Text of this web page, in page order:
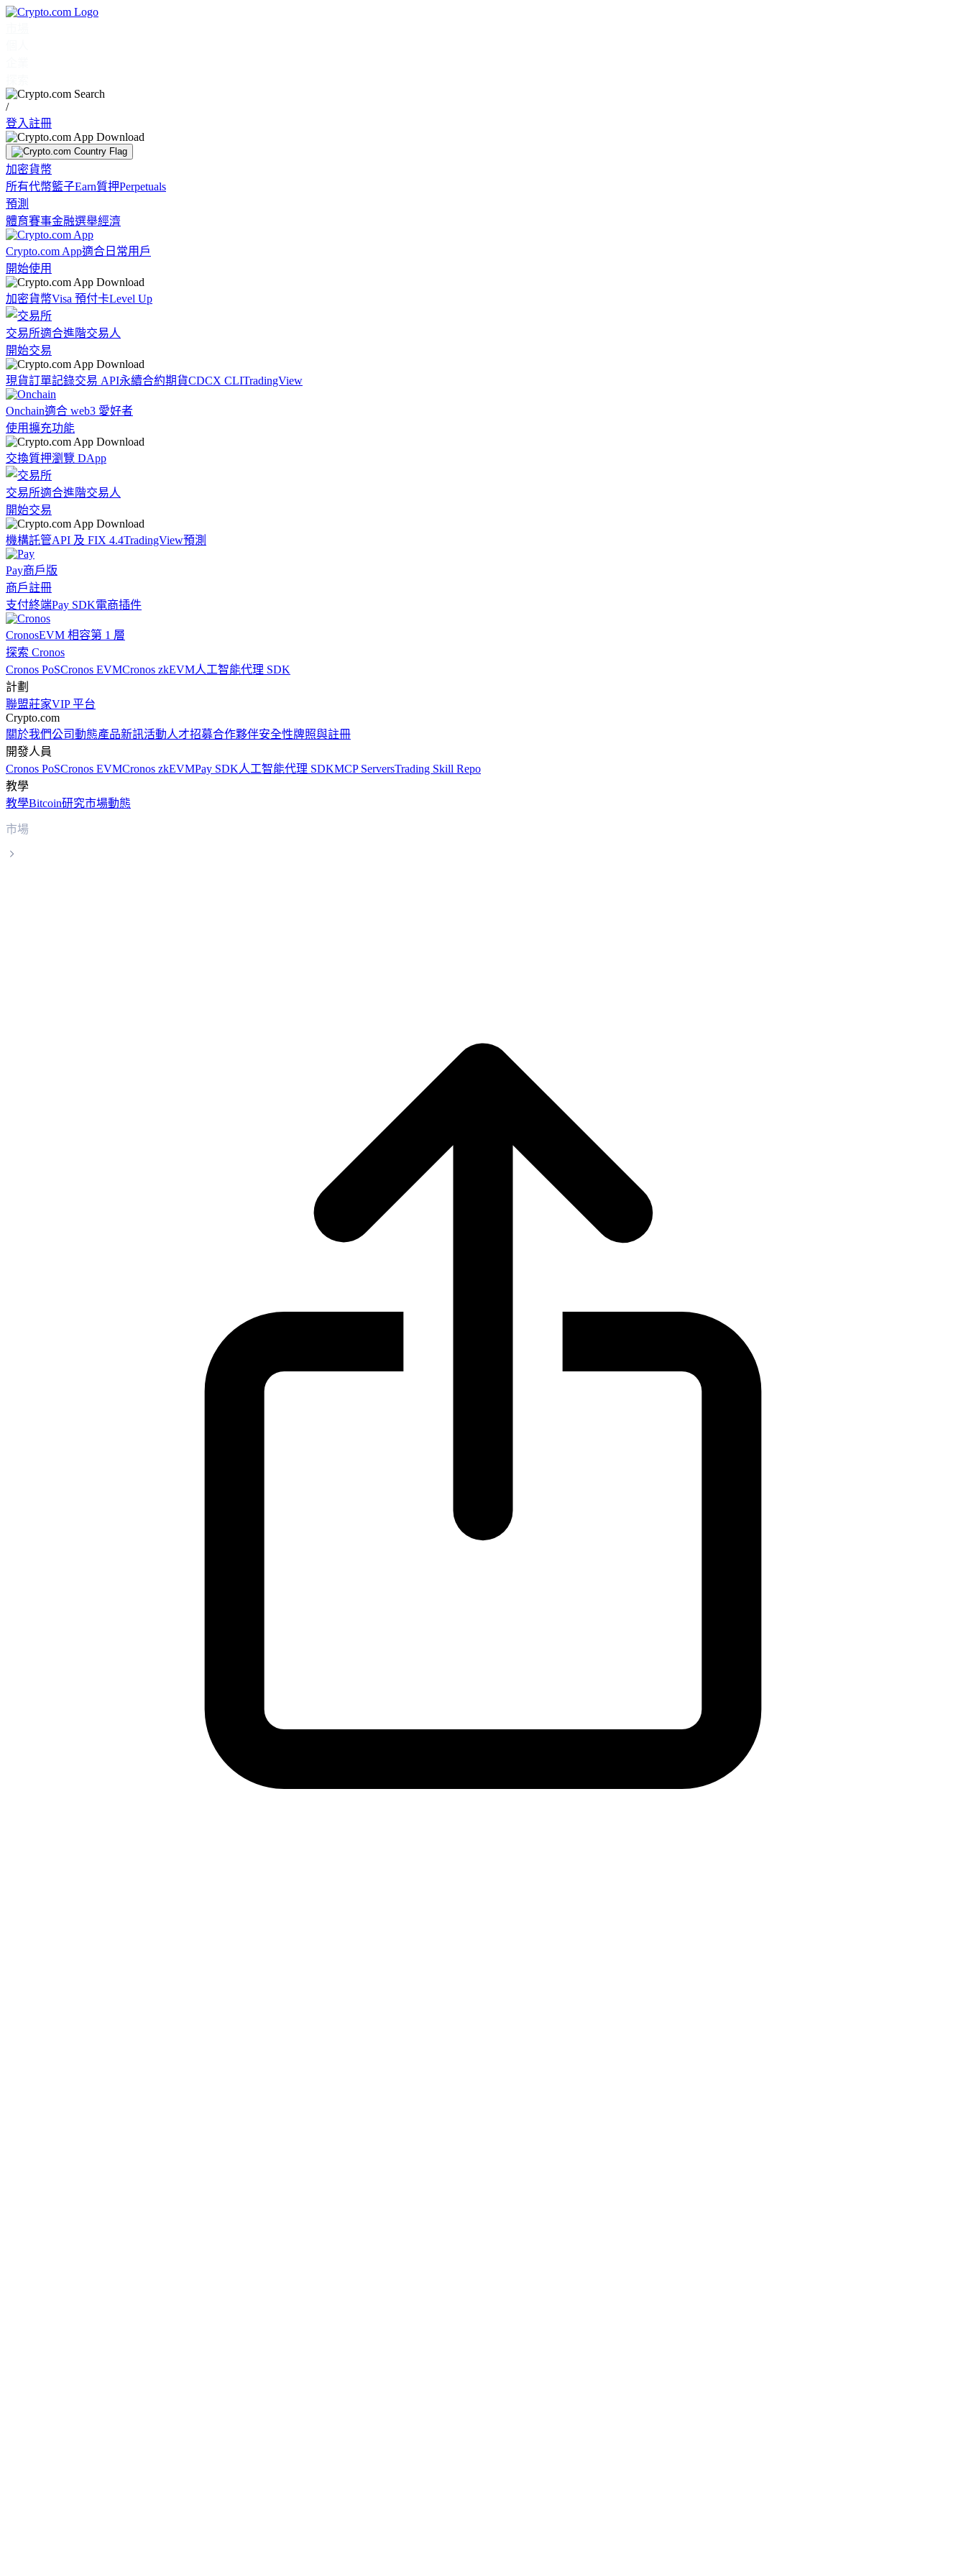
/
登入註冊
加密貨幣
所有代幣籃子Earn質押Perpetuals
預測
體育賽事金融選舉經濟
Crypto.com App適合日常用戶
開始使用
加密貨幣Visa 預付卡Level Up
交易所適合進階交易人
開始交易
現貨訂單記錄交易 API永續合約期貨CDCX CLITradingView
Onchain適合 web3 愛好者
使用擴充功能
交換質押瀏覽 DApp
交易所適合進階交易人
開始交易
機構託管API 及 FIX 4.4TradingView預測
Pay商戶版
商戶註冊
支付終端Pay SDK電商插件
CronosEVM 相容第 1 層
探索 Cronos
Cronos PoSCronos EVMCronos zkEVM人工智能代理 SDK
計劃
聯盟莊家VIP 平台
Crypto.com
關於我們公司動態產品新訊活動人才招募合作夥伴安全性牌照與註冊
開發人員
Cronos PoSCronos EVMCronos zkEVMPay SDK人工智能代理 SDKMCP ServersTrading Skill Repo
教學
教學Bitcoin研究市場動態
市場